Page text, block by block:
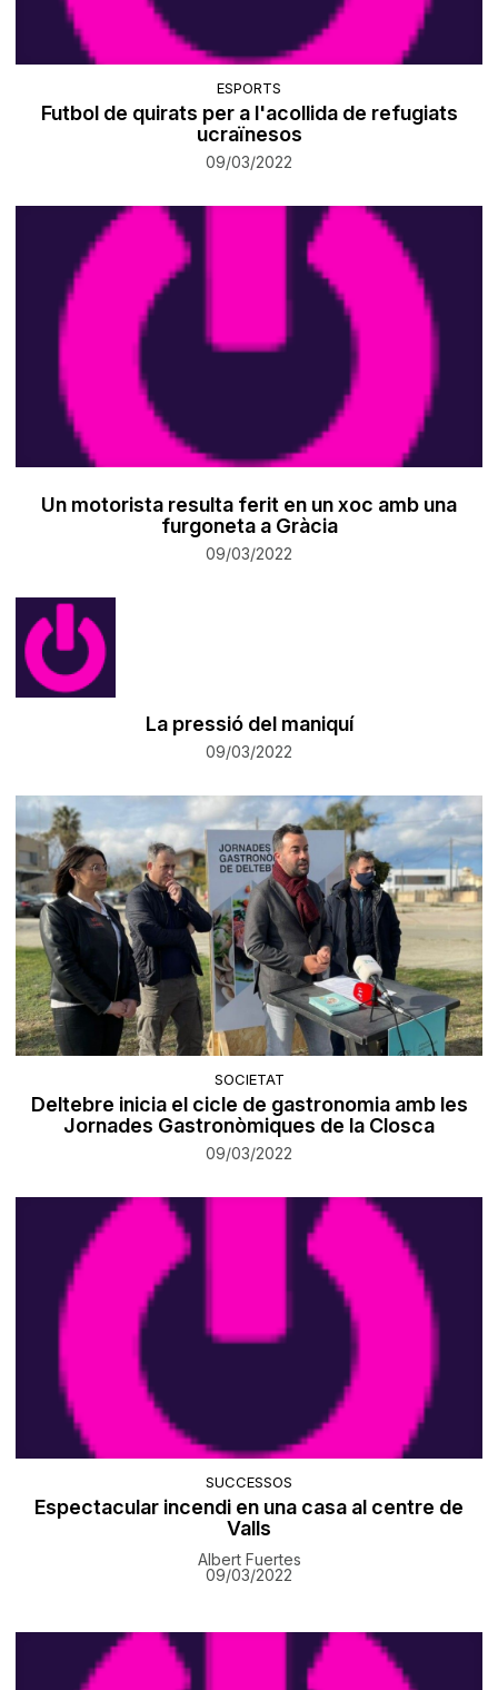
ESPORTS
Futbol de quirats per a l'acollida de refugiats
ucraïnesos
09/03/2022
Un motorista resulta ferit en un xoc amb una
furgoneta a Gràcia
09/03/2022
La pressió del maniquí
09/03/2022
SOCIETAT
Deltebre inicia el cicle de gastronomia amb les
Jornades Gastronòmiques de la Closca
09/03/2022
SUCCESSOS
Espectacular incendi en una casa al centre de
Valls
Albert Fuertes
09/03/2022